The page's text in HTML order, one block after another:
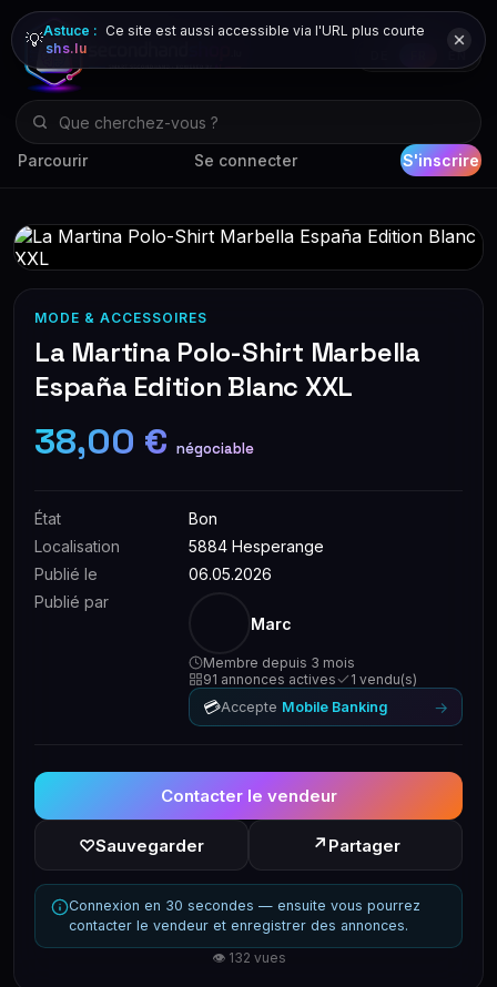
Parcourir Se connecter S'inscrire
💡Astuce : Ce site est aussi accessible via l'URL plus courte
shs.lu
MODE & ACCESSOIRES
La Martina Polo-Shirt Marbella
España Edition Blanc XXL
38,00 € négociable
État
Bon
Localisation
5884 Hesperange
Publié le
06.05.2026
Publié par
Marc
Membre depuis 3 mois
91 annonces actives
1 vendu(s)
💳Accepte Mobile Banking →
Contacter le vendeur
♡Sauvegarder ↗ Partager
Connexion en 30 secondes — ensuite vous pourrez
contacter le vendeur et enregistrer des annonces.
👁 132 vues